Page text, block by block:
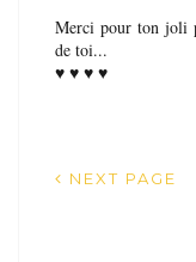
Merci pour ton joli
de toi...
♥ ♥ ♥ ♥
NEXT PAGE